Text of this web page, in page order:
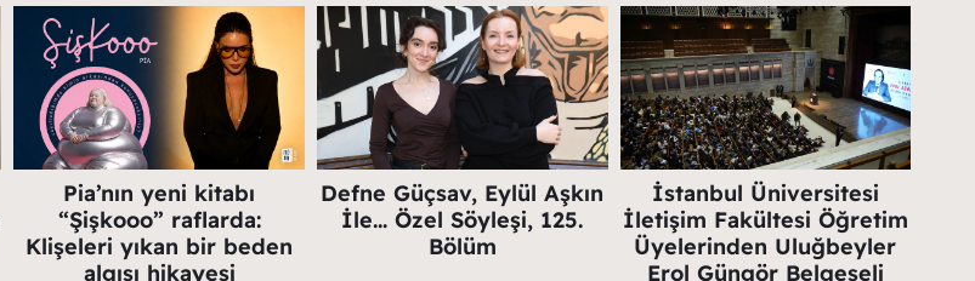
Pia’nın yeni kitabı
“Şişkooo” raflarda:
Klişeleri yıkan bir beden
algısı hikayesi
Defne Güçsav, Eylül Aşkın
İle… Özel Söyleşi, 125.
Bölüm
İstanbul Üniversitesi
İletişim Fakültesi Öğretim
Üyelerinden Uluğbeyler
Erol Güngör Belgeseli